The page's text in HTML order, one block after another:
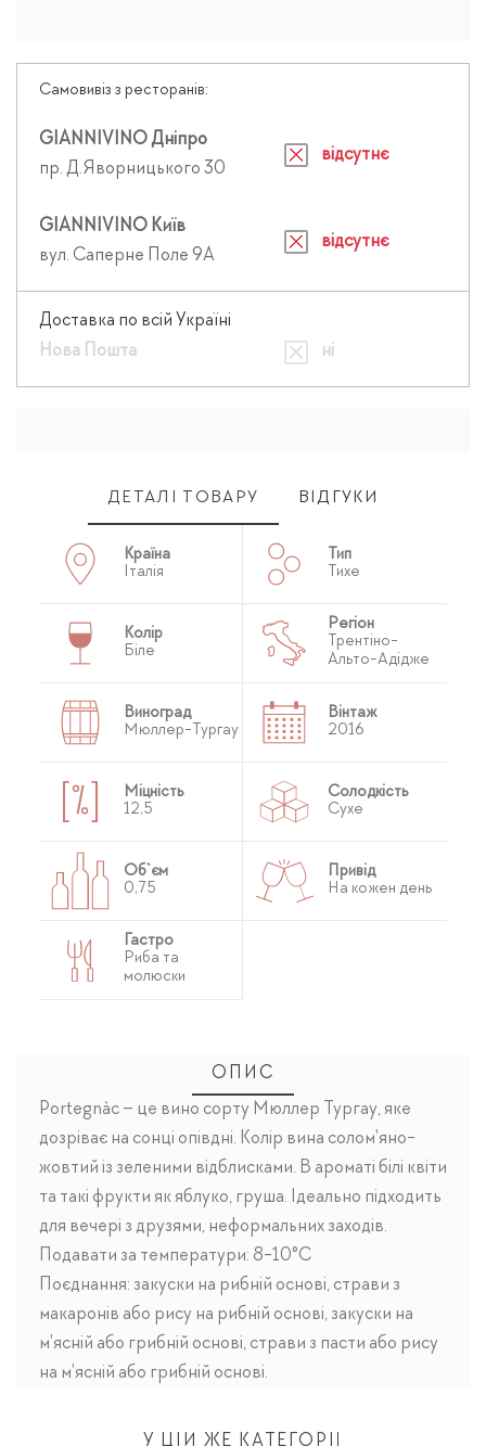
Самовивіз з ресторанів:
GIANNIVINO Дніпро
пр. Д.Яворницького 30
відсутнє
GIANNIVINO Київ
вул. Саперне Поле 9А
відсутнє
Доставка по всій Україні
Нова Пошта
ні
ДЕТАЛІ ТОВАРУ ВІДГУКИ
Країна
Італія
Тип
Тихе
Колір
Біле
Регіон
Трентіно-
Альто-Адідже
Виноград
Мюллер-Тургау
Вінтаж
2016
Міцність
12,5
Солодкість
Сухе
Об`єм
0,75
Привід
На кожен день
Гастро
Риба та
молюски
ОПИС
Portegnàc – це вино сорту Мюллер Тургау, яке
дозріває на сонці опівдні. Колір вина солом'яно-
жовтий із зеленими відблисками. В ароматі білі квіти
та такі фрукти як яблуко, груша. Ідеально підходить
для вечері з друзями, неформальних заходів.
Подавати за температури: 8-10°C
Поєднання: закуски на рибній основі, страви з
макаронів або рису на рибній основі, закуски на
м'ясній або грибній основі, страви з пасти або рису
на м'ясній або грибній основі.
У ЦІЙ ЖЕ КАТЕГОРІЇ